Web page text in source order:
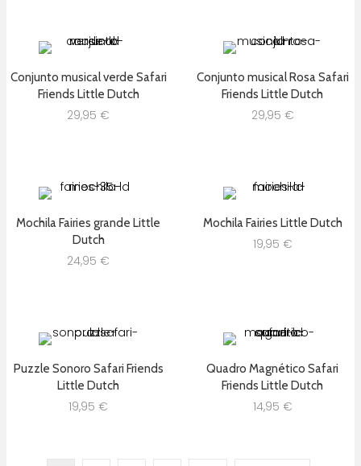
Conjunto musical verde Safari
Friends Little Dutch
29,95 €
Conjunto musical Rosa Safari
Friends Little Dutch
29,95 €
Mochila Fairies grande Little
Dutch
24,95 €
Mochila Fairies Little Dutch
19,95 €
Puzzle Sonoro Safari Friends
Little Dutch
19,95 €
Quadro Magnético Safari
Friends Little Dutch
14,95 €